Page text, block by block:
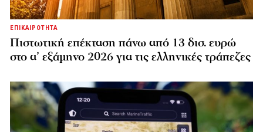
ΕΠΙΚΑΙΡΟΤΗΤΑ
Πιστωτική επέκταση πάνω από 13 δισ. ευρώ
στο α’ εξάμηνο 2026 για τις ελληνικές τράπεζες